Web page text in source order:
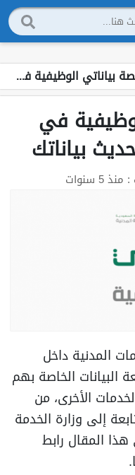
الوظيفية في السعودية وخطوات تحديث بياناتك
في
بياناتك
سنوات
المدنية داخل
البيانات الخاصة بهم
الأخرى، من
إلى وزارة الخدمة
المقال رابط